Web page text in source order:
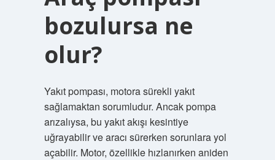
bozulursa ne
olur?
Yakıt pompası, motora sürekli yakıt
sağlamaktan sorumludur. Ancak pompa
arızalıysa, bu yakıt akışı kesintiye
uğrayabilir ve aracı sürerken sorunlara yol
açabilir. Motor, özellikle hızlanırken aniden